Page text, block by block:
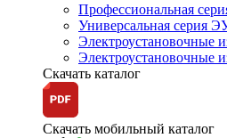
Профессиональная
Универсальная серия
Электроустановочные
Электроустановочные
Скачать каталог
Скачать мобильный каталог